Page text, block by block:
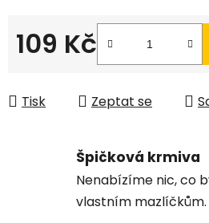
109 Kč
Tisk Zeptat se
Špičková krmiva
Nenabízíme nic, co
vlastním mazlíčkům.